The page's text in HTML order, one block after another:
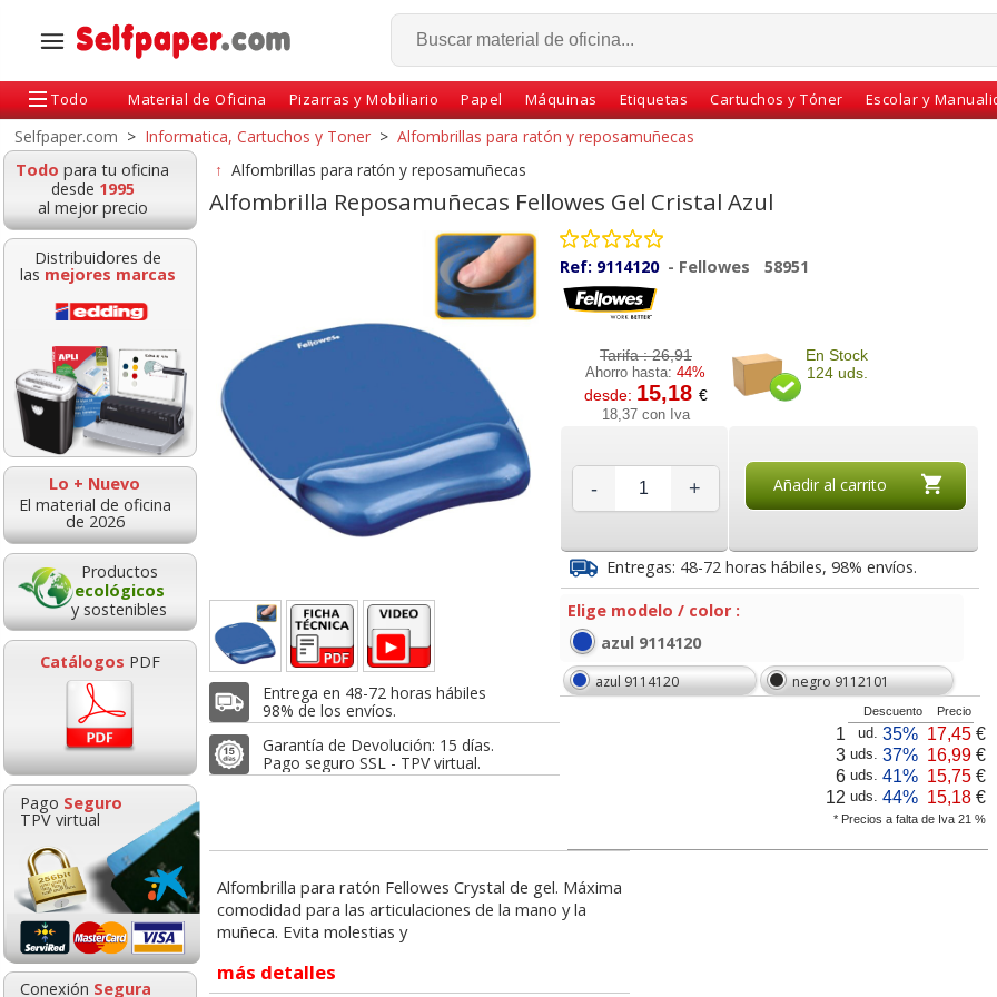
Todo Material de Oficina Pizarras y Mobiliario Papel Máquinas Etiquetas Cartuchos y Tóner Escolar y
Selfpaper.com > Informatica, Cartuchos y Toner > Alfombrillas para ratón y reposamuñecas
Todo para tu oficina
desde 1995
al mejor precio
Distribuidores de
las mejores marcas
Lo + Nuevo
El material de oficina
de 2026
Productos
ecológicos
y sostenibles
Catálogos PDF
Pago Seguro
TPV virtual
Conexión Segura
↑ Alfombrillas para ratón y reposamuñecas
Alfombrilla Reposamuñecas Fellowes Gel Cristal Azul
Entrega en 48-72 horas hábiles
98% de los envíos.
Garantía de Devolución: 15 días.
Pago seguro SSL - TPV virtual.
Ref: 9114120 - Fellowes 58951
Tarifa :26,91
Ahorro hasta:44%
desde: 15,18 €
18,37 con Iva
En Stock
124 uds.
- + Añadir al carrito
Entregas: 48-72 horas hábiles, 98% envíos.
Elige modelo / color :
azul 9114120
azul 9114120 negro 9112101
* Precios a falta de Iva 21 %
Descuento Precio
1 ud. 35% 17,45 €
3 uds. 37% 16,99 €
6 uds. 41% 15,75 €
12 uds. 44% 15,18 €
Alfombrilla para ratón Fellowes Crystal de gel. Máxima
comodidad para las articulaciones de la mano y la
muñeca. Evita molestias y
más detalles
ratón con
anti
Fellowes
5,52 €
con Iva
Alfombrilla ecológicas
para raton optico Spa
Alfombrilla con
reposamuñecas
Fellowes espuma
viscoelastica
desde:
Reposamuñecas
flexible para teclado
10,95 11,33
con
espuma
11,57 €
con Iva
Reposamuñecas
flexible para teclado
Fellowes I-Spire Negro
desde:10,95 €
13,25 con Iva
desde:11,33 €
Alfombrilla ecológicas
para raton optico Spa
moldeable maleable
para carboncillo o
grafito
0,89
Cartucho original
N9K05AE tricolor
14,89